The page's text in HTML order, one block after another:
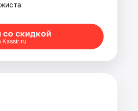
со скидкой
Kassir.ru